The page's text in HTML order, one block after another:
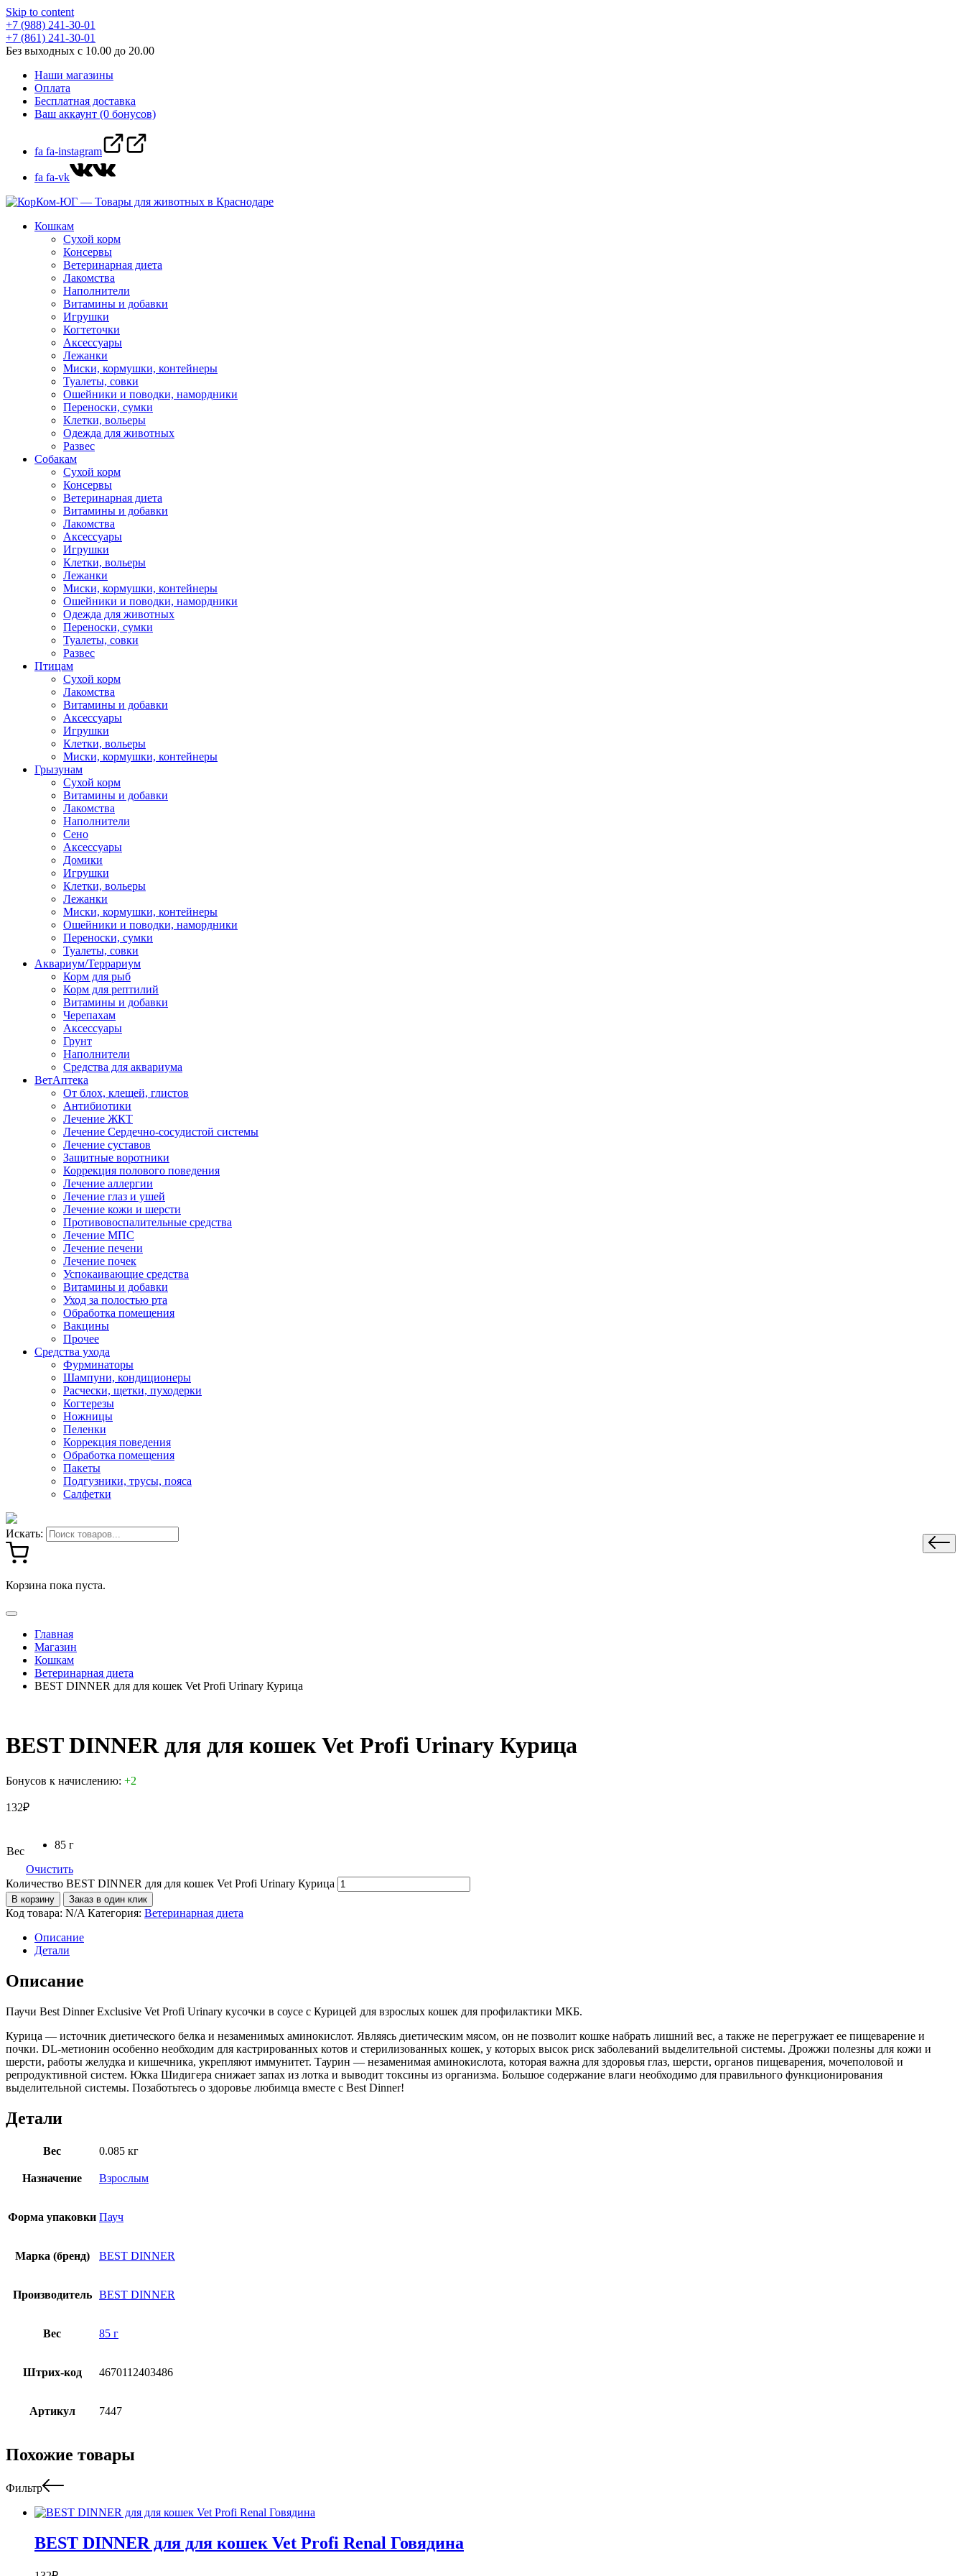
Skip to content
+7 (988) 241-30-01
+7 (861) 241-30-01
Без выходных с 10.00 до 20.00
Наши магазины
Оплата
Бесплатная доставка
Ваш аккаунт (0 бонусов)
fa fa-instagram
fa fa-vk
Кошкам
Сухой корм
Консервы
Ветеринарная диета
Лакомства
Наполнители
Витамины и добавки
Игрушки
Когтеточки
Аксессуары
Лежанки
Миски, кормушки, контейнеры
Туалеты, совки
Ошейники и поводки, намордники
Переноски, сумки
Клетки, вольеры
Одежда для животных
Развес
Собакам
Сухой корм
Консервы
Ветеринарная диета
Витамины и добавки
Лакомства
Аксессуары
Игрушки
Клетки, вольеры
Лежанки
Миски, кормушки, контейнеры
Ошейники и поводки, намордники
Одежда для животных
Переноски, сумки
Туалеты, совки
Развес
Птицам
Сухой корм
Лакомства
Витамины и добавки
Аксессуары
Игрушки
Клетки, вольеры
Миски, кормушки, контейнеры
Грызунам
Сухой корм
Витамины и добавки
Лакомства
Наполнители
Сено
Аксессуары
Домики
Игрушки
Клетки, вольеры
Лежанки
Миски, кормушки, контейнеры
Ошейники и поводки, намордники
Переноски, сумки
Туалеты, совки
Аквариум/Террариум
Корм для рыб
Корм для рептилий
Витамины и добавки
Черепахам
Аксессуары
Грунт
Наполнители
Средства для аквариума
ВетАптека
От блох, клещей, глистов
Антибиотики
Лечение ЖКТ
Лечение Сердечно-сосудистой системы
Лечение суставов
Защитные воротники
Коррекция полового поведения
Лечение аллергии
Лечение глаз и ушей
Лечение кожи и шерсти
Противовоспалительные средства
Лечение МПС
Лечение печени
Лечение почек
Успокаивающие средства
Витамины и добавки
Уход за полостью рта
Обработка помещения
Вакцины
Прочее
Средства ухода
Фурминаторы
Шампуни, кондиционеры
Расчески, щетки, пуходерки
Когтерезы
Ножницы
Пеленки
Коррекция поведения
Обработка помещения
Пакеты
Подгузники, трусы, пояса
Салфетки
Искать:
Корзина пока пуста.
Главная
Магазин
Кошкам
Ветеринарная диета
BEST DINNER для для кошек Vet Profi Urinary Курица
BEST DINNER для для кошек Vet Profi Urinary Курица
Бонусов к начислению: +2
132₽
Вес
85 г
Очистить
Количество BEST DINNER для для кошек Vet Profi Urinary Курица
В корзину Заказ в один клик
Код товара: N/A Категория: Ветеринарная диета
Описание
Детали
Описание
Паучи Best Dinner Exclusive Vet Profi Urinary кусочки в соусе с Курицей для взрослых кошек для профилактики МКБ.
Курица — источник диетического белка и незаменимых аминокислот. Являясь диетическим мясом, он не позволит кошке набрать лишний вес, а также не перегружает ее пищеварение и
почки. DL-метионин особенно необходим для кастрированных котов и стерилизованных кошек, у которых высок риск заболеваний выделительной системы. Дрожжи полезны для кожи и
шерсти, работы желудка и кишечника, укрепляют иммунитет. Таурин — незаменимая аминокислота, которая важна для здоровья глаз, шерсти, органов пищеварения, мочеполовой и
репродуктивной систем. Юкка Шидигера снижает запах из лотка и выводит токсины из организма. Большое содержание влаги необходимо для правильного функционирования
выделительной системы. Позаботьтесь о здоровье любимца вместе с Best Dinner!
Детали
Вес 0.085 кг
Назначение Взрослым
Форма упаковки Пауч
Марка (бренд) BEST DINNER
Производитель BEST DINNER
Вес 85 г
Штрих-код 4670112403486
Артикул 7447
Похожие товары
Фильтр
BEST DINNER для для кошек Vet Profi Renal Говядина